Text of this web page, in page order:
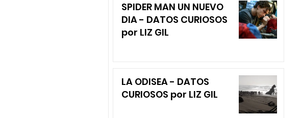
SPIDER MAN UN NUEVO
DIA - DATOS CURIOSOS
por LIZ GIL
LA ODISEA - DATOS
CURIOSOS por LIZ GIL